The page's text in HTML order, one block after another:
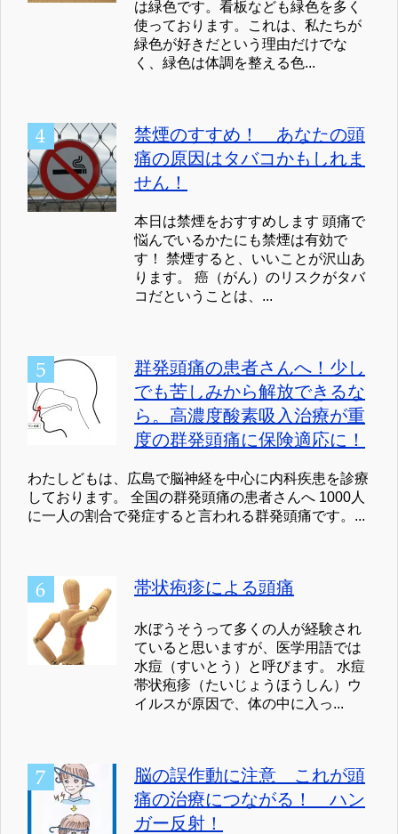
は緑色です。看板なども緑色を多く
使っております。これは、私たちが
緑色が好きだという理由だけでな
く、緑色は体調を整える色...
禁煙のすすめ！ あなたの頭
痛の原因はタバコかもしれま
せん！
本日は禁煙をおすすめします 頭痛で
悩んでいるかたにも禁煙は有効で
す！ 禁煙すると、いいことが沢山あ
ります。 癌（がん）のリスクがタバ
コだということは、...
群発頭痛の患者さんへ！少し
でも苦しみから解放できるな
ら。高濃度酸素吸入治療が重
度の群発頭痛に保険適応に！
わたしどもは、広島で脳神経を中心に内科疾患を診療
しております。 全国の群発頭痛の患者さんへ 1000人
に一人の割合で発症すると言われる群発頭痛です。...
帯状疱疹による頭痛
水ぼうそうって多くの人が経験され
ていると思いますが、医学用語では
水痘（すいとう）と呼びます。 水痘
帯状疱疹（たいじょうほうしん）ウ
イルスが原因で、体の中に入っ...
脳の誤作動に注意 これが頭
痛の治療につながる！ ハン
ガー反射！